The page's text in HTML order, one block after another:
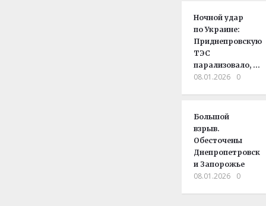
Ночной удар
по Украине:
Приднепровскую
ТЭС
парализовало, …
08.01.2026 0
Большой
взрыв.
Обесточены
Днепропетровск
и Запорожье
08.01.2026 0